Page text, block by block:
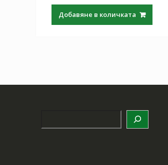
97.97 лв..57.64 лв..
Добавяне в количката